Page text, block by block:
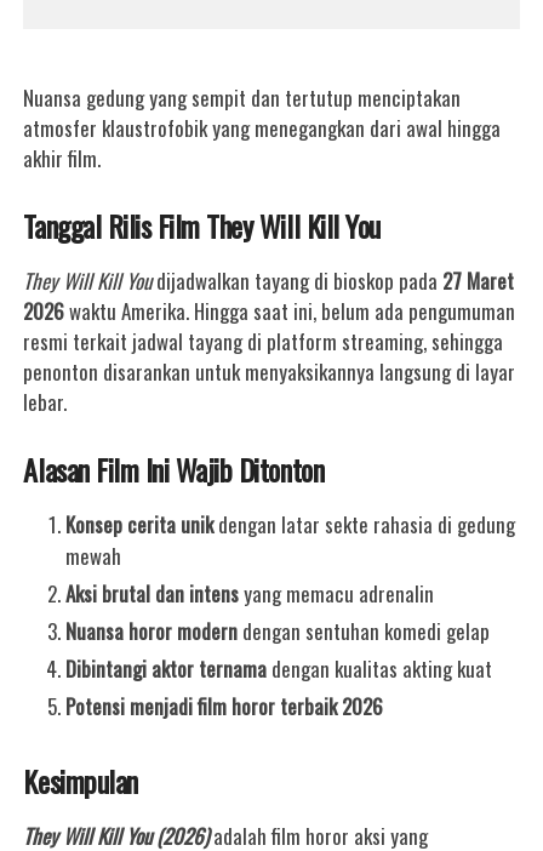
Nuansa gedung yang sempit dan tertutup menciptakan
atmosfer klaustrofobik yang menegangkan dari awal hingga
akhir film.
Tanggal Rilis Film They Will Kill You
They Will Kill Youdijadwalkan tayang di bioskop pada 27 Maret
2026waktu Amerika. Hingga saat ini, belum ada pengumuman
resmi terkait jadwal tayang di platform streaming, sehingga
penonton disarankan untuk menyaksikannya langsung di layar
lebar.
Alasan Film Ini Wajib Ditonton
Konsep cerita unikdengan latar sekte rahasia di gedung
mewah
Aksi brutal dan intensyang memacu adrenalin
Nuansa horor modern dengan sentuhan komedi gelap
Dibintangi aktor ternama dengan kualitas akting kuat
Potensi menjadi film horor terbaik 2026
Kesimpulan
They Will Kill You (2026)adalah film horor aksi yang